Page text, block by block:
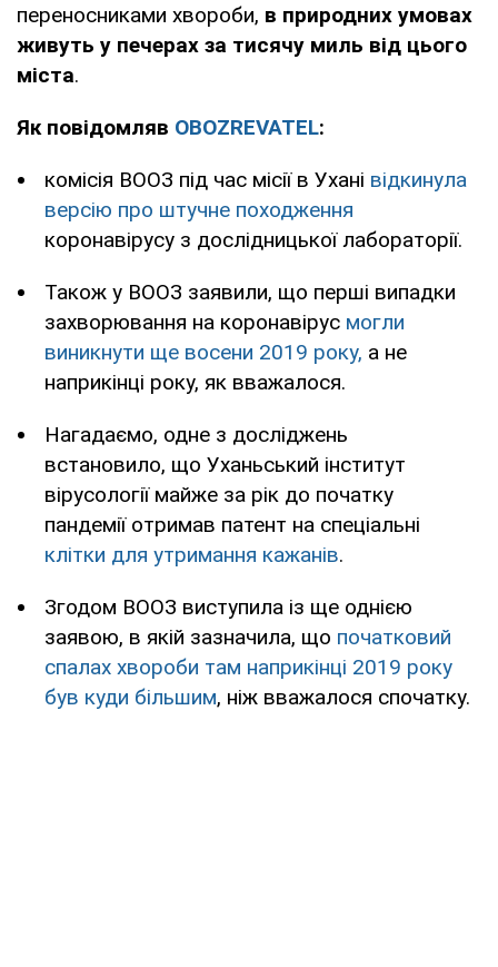
переносниками хвороби, в природних умовах
живуть у печерах за тисячу миль від цього
міста.
Як повідомляв OBOZREVATEL:
комісія ВООЗ під час місії в Ухані відкинула
версію про штучне походження
коронавірусу з дослідницької лабораторії.
Також у ВООЗ заявили, що перші випадки
захворювання на коронавірус могли
виникнути ще восени 2019 року, а не
наприкінці року, як вважалося.
Нагадаємо, одне з досліджень
встановило, що Уханьський інститут
вірусології майже за рік до початку
пандемії отримав патент на спеціальні
клітки для утримання кажанів.
Згодом ВООЗ виступила із ще однією
заявою, в якій зазначила, що початковий
спалах хвороби там наприкінці 2019 року
був куди більшим, ніж вважалося спочатку.